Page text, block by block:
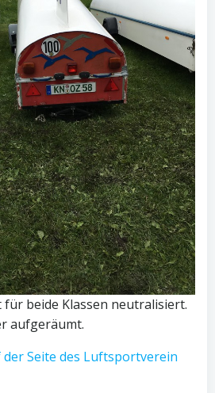
beide Klassen neutralisiert.
aufgeräumt.
Seite des Luftsportverein